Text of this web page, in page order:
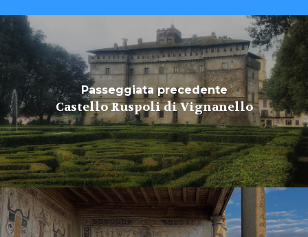
Passeggiata precedente
Castello Ruspoli di Vignanello